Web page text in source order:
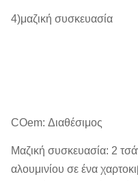
4)μαζική συσκευασία
COem: Διαθέσιμος
Μαζική συσκευασία: 2
αλουμινίου σε ένα